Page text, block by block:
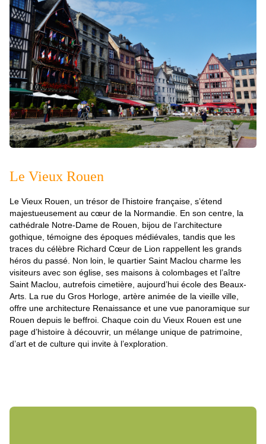
Le Vieux Rouen
Le Vieux Rouen, un trésor de l’histoire française, s’étend
majestueusement au cœur de la Normandie. En son centre, la
cathédrale Notre-Dame de Rouen, bijou de l’architecture
gothique, témoigne des époques médiévales, tandis que les
traces du célèbre Richard Cœur de Lion rappellent les grands
héros du passé. Non loin, le quartier Saint Maclou charme les
visiteurs avec son église, ses maisons à colombages et l’aître
Saint Maclou, autrefois cimetière, aujourd’hui école des Beaux-
Arts. La rue du Gros Horloge, artère animée de la vieille ville,
offre une architecture Renaissance et une vue panoramique sur
Rouen depuis le beffroi. Chaque coin du Vieux Rouen est une
page d’histoire à découvrir, un mélange unique de patrimoine,
d’art et de culture qui invite à l’exploration.